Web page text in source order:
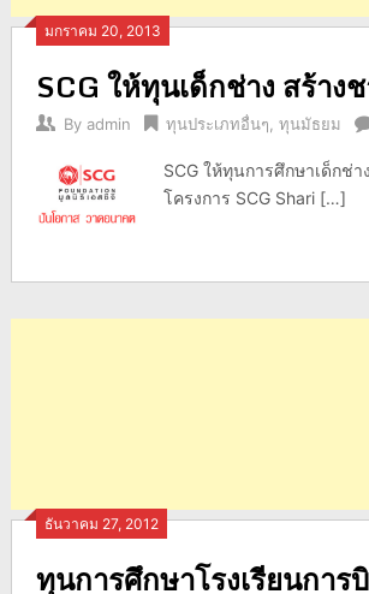
มกราคม 20, 2013
SCG ให้ทุนเด็กช่าง สร้าง
By admin ทุนประเภทอื่นๆ ทุนมัธยม
SCG ให้ทุนการศึกษาเด็กช่า
โครงการ SCG Shari […]
ธันวาคม 27, 2012
ทุนการศึกษาโรงเรียนกา